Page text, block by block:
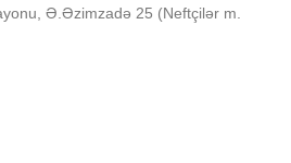
Ə.Əzimzadə 25 (Neftçilər m.